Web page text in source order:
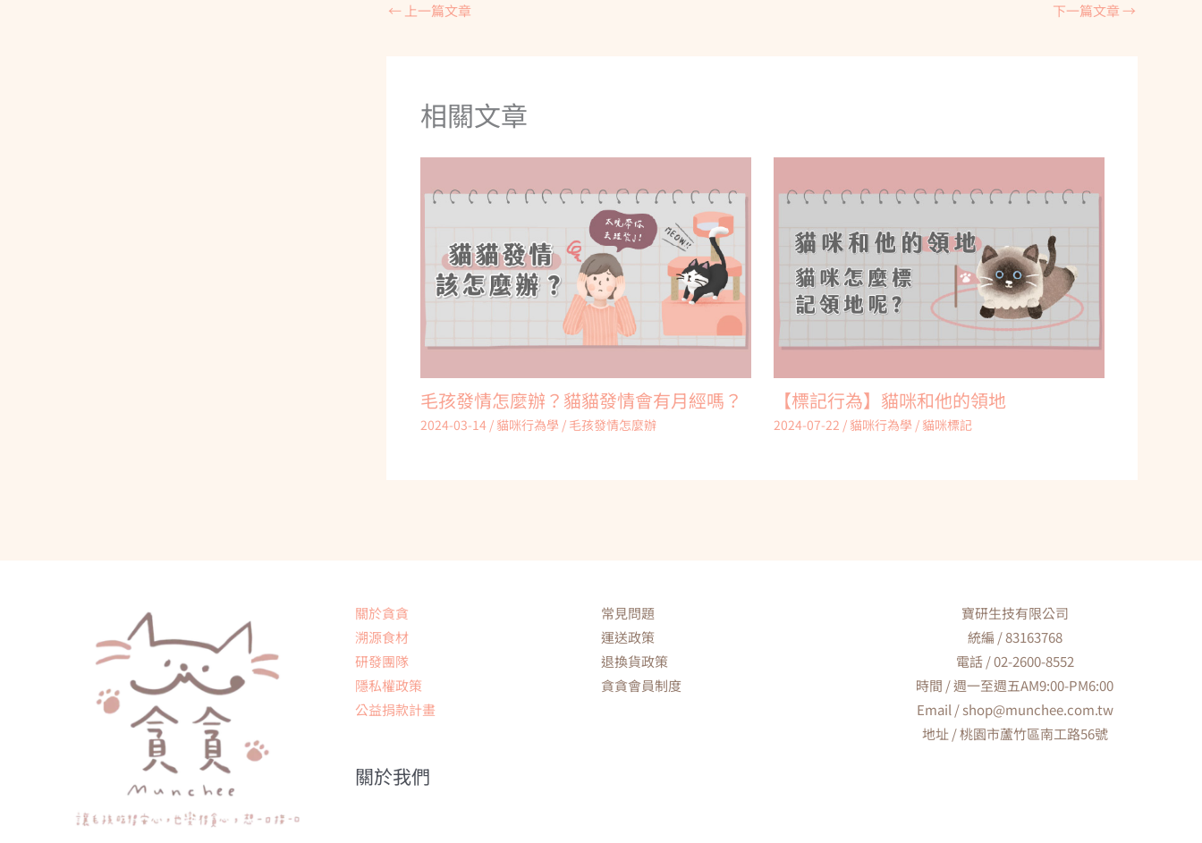
← 上一篇文章 下一篇文章→
相關文章
毛孩發情怎麼辦？貓貓發情會有月經嗎？
2024-03-14 / 貓咪行為學 / 毛孩發情怎麼辦
【標記行為】貓咪和他的領地
2024-07-22 / 貓咪行為學 / 貓咪標記
關於貪貪
溯源食材
研發團隊
隱私權政策
公益捐款計畫
關於我們
常見問題
運送政策
退換貨政策
貪貪會員制度
寶研生技有限公司
統編 / 83163768
電話 / 02-2600-8552
時間 / 週一至週五AM9:00-PM6:00
Email / shop@munchee.com.tw
地址 / 桃園市蘆竹區南工路56號